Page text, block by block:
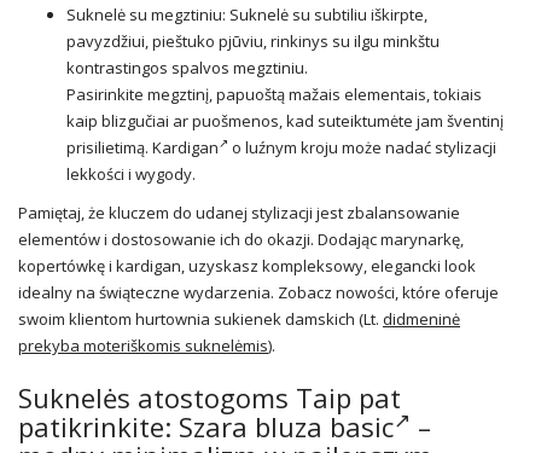
Suknelė su megztiniu: Suknelė su subtiliu iškirpte,
pavyzdžiui, pieštuko pjūviu, rinkinys su ilgu minkštu
kontrastingos spalvos megztiniu.
Pasirinkite megztinį, papuoštą mažais elementais, tokiais
kaip blizgučiai ar puošmenos, kad suteiktumėte jam šventinį
prisilietimą. Kardigan
o luźnym kroju może nadać stylizacji
lekkości i wygody.
Pamiętaj, że kluczem do udanej stylizacji jest zbalansowanie
elementów i dostosowanie ich do okazji. Dodając marynarkę,
kopertówkę i kardigan, uzyskasz kompleksowy, elegancki look
idealny na świąteczne wydarzenia. Zobacz nowości, które oferuje
swoim klientom hurtownia sukienek damskich (Lt. didmeninė
prekyba moteriškomis suknelėmis).
Suknelės atostogoms Taip pat
patikrinkite: Szara bluza basic
–